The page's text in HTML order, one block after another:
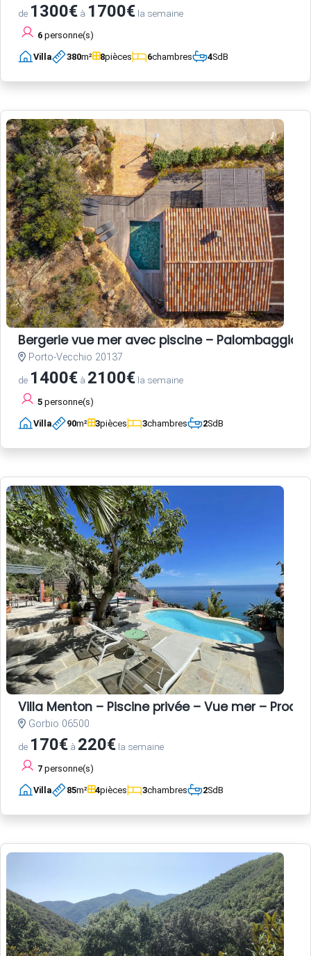
de 1300€ à 1700€ la semaine
6 personne(s)
Villa 380m² 8pièces 6chambres 4SdB
Bergerie vue mer avec piscine – Palombaggia,
Porto-Vecchio 20137
de 1400€ à 2100€ la semaine
5 personne(s)
Villa 90m² 3pièces 3chambres 2SdB
Villa Menton – Piscine privée – Vue mer –
Gorbio 06500
de 170€ à 220€ la semaine
7 personne(s)
Villa 85m² 4pièces 3chambres 2SdB